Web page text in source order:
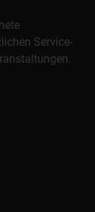
Service-